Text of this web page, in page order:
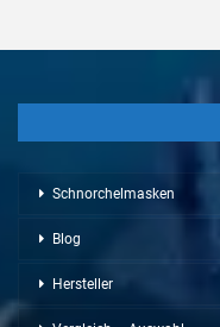
Schnorchelmasken
Blog
Hersteller